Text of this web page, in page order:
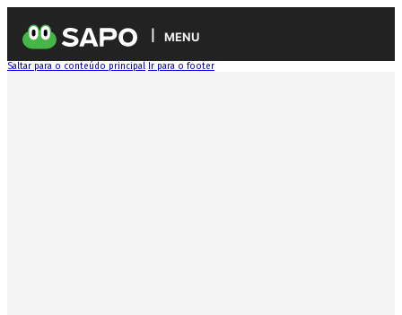
MENU
Saltar para o conteúdo principal Ir para o footer